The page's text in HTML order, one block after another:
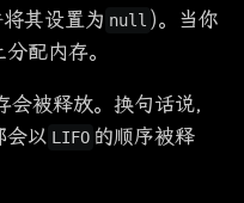
其设置为 null )。当你
配内存。
被释放。换句话说，
会以 LIFO 的顺序被释